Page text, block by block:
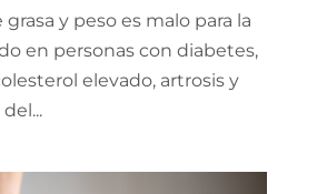
y peso es malo para la
en personas con diabetes,
elevado, artrosis y